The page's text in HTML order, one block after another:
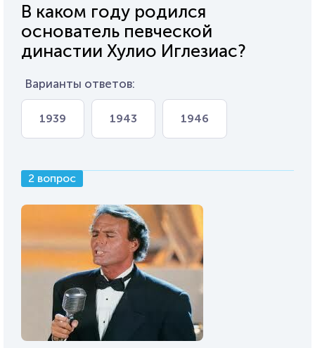
В каком году родился
основатель певческой
династии Хулио Иглезиас?
Варианты ответов:
1939 1943 1946
2 вопрос